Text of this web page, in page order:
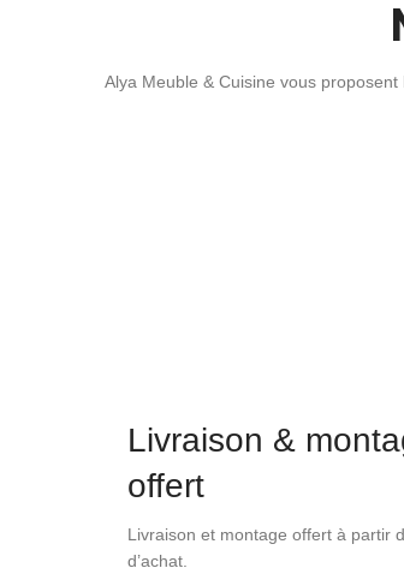
Alya Meuble & Cuisine vous
Livraison &
offert
Livraison et montage offert à partir
d’achat.